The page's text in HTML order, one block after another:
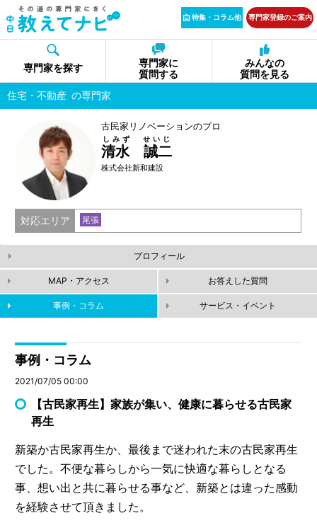
特集・コラム他 専門家登録のご案内
専門家を探す
専門家に
質問する
みんなの
質問を見る
住宅・不動産 の専門家
古民家リノベーションのプロ
清水 誠二
しみず せいじ
株式会社新和建設
対応エリア 尾張
プロフィール
MAP・アクセス お答えした質問
事例・コラム サービス・イベント
事例・コラム
2021/07/05 00:00
【古民家再生】家族が集い、健康に暮らせる古民家
再生
新築か古民家再生か、最後まで迷われた末の古民家再生
でした。不便な暮らしから一気に快適な暮らしとなる
事、想い出と共に暮らせる事など、新築とは違った感動
を経験させて頂きました。